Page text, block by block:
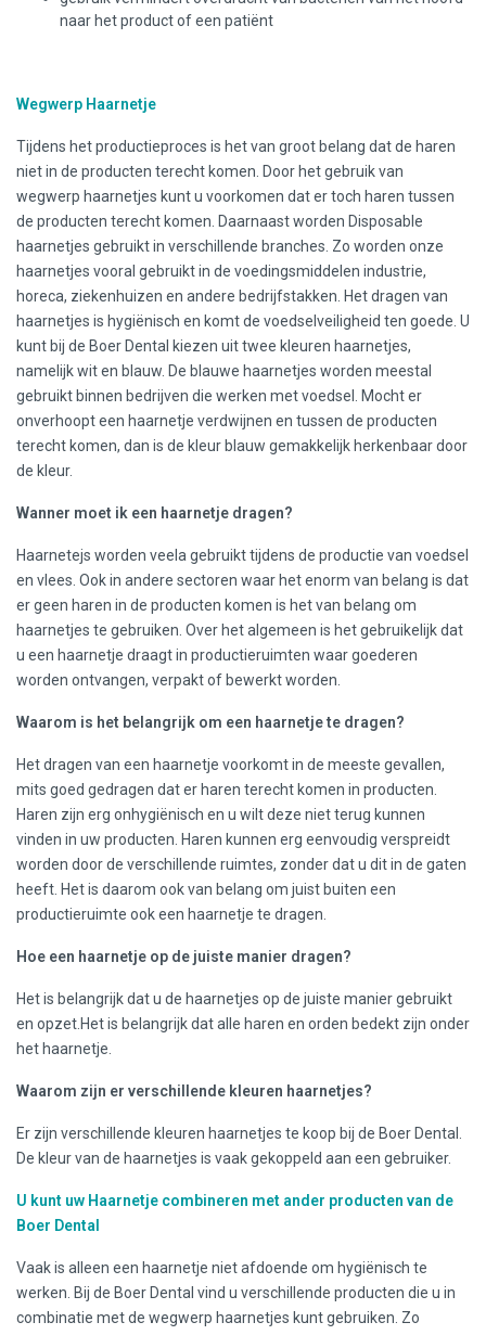
naar het product of een patiënt
Wegwerp Haarnetje
Tijdens het productieproces is het van groot belang dat de haren
niet in de producten terecht komen. Door het gebruik van
wegwerp haarnetjes kunt u voorkomen dat er toch haren tussen
de producten terecht komen. Daarnaast worden Disposable
haarnetjes gebruikt in verschillende branches. Zo worden onze
haarnetjes vooral gebruikt in de voedingsmiddelen industrie,
horeca, ziekenhuizen en andere bedrijfstakken. Het dragen van
haarnetjes is hygiënisch en komt de voedselveiligheid ten goede. U
kunt bij de Boer Dental kiezen uit twee kleuren haarnetjes,
namelijk wit en blauw. De blauwe haarnetjes worden meestal
gebruikt binnen bedrijven die werken met voedsel. Mocht er
onverhoopt een haarnetje verdwijnen en tussen de producten
terecht komen, dan is de kleur blauw gemakkelijk herkenbaar door
de kleur.
Wanner moet ik een haarnetje dragen?
Haarnetejs worden veela gebruikt tijdens de productie van voedsel
en vlees. Ook in andere sectoren waar het enorm van belang is dat
er geen haren in de producten komen is het van belang om
haarnetjes te gebruiken. Over het algemeen is het gebruikelijk dat
u een haarnetje draagt in productieruimten waar goederen
worden ontvangen, verpakt of bewerkt worden.
Waarom is het belangrijk om een haarnetje te dragen?
Het dragen van een haarnetje voorkomt in de meeste gevallen,
mits goed gedragen dat er haren terecht komen in producten.
Haren zijn erg onhygiënisch en u wilt deze niet terug kunnen
vinden in uw producten. Haren kunnen erg eenvoudig verspreidt
worden door de verschillende ruimtes, zonder dat u dit in de gaten
heeft. Het is daarom ook van belang om juist buiten een
productieruimte ook een haarnetje te dragen.
Hoe een haarnetje op de juiste manier dragen?
Het is belangrijk dat u de haarnetjes op de juiste manier gebruikt
en opzet.Het is belangrijk dat alle haren en orden bedekt zijn onder
het haarnetje.
Waarom zijn er verschillende kleuren haarnetjes?
Er zijn verschillende kleuren haarnetjes te koop bij de Boer Dental.
De kleur van de haarnetjes is vaak gekoppeld aan een gebruiker.
U kunt uw Haarnetje combineren met ander producten van de
Boer Dental
Vaak is alleen een haarnetje niet afdoende om hygiënisch te
werken. Bij de Boer Dental vind u verschillende producten die u in
combinatie met de wegwerp haarnetjes kunt gebruiken. Zo